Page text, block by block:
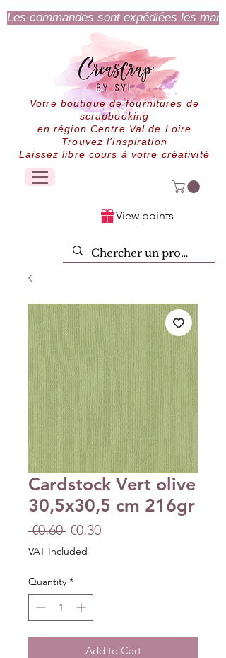
Les commandes sont expédiées les
Votre boutique de fournitures de
scrapbooking
en région Centre Val de Loire
Trouvez l'inspiration
Laissez libre cours à votre créativité
View points
Cardstock Vert olive
30,5x30,5 cm 216gr
€0.60 Regular
Price
€0.30Sale
VAT Included
Quantity *
Add to Cart